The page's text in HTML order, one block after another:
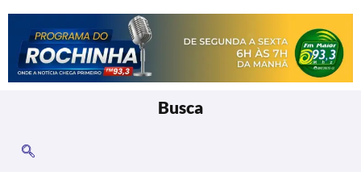
Busca